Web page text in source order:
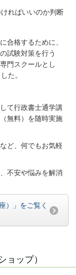
ればいいのか判断
合格するために、
試験対策を行う
門スクールとし
た。
て行政書士通学講
無料）を随時実施
ど、何でもお気軽
不安や悩みを解消
）」をご覧く
ョップ）